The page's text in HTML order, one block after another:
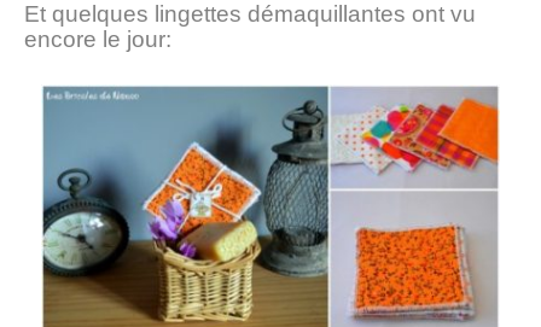
Et quelques lingettes démaquillantes ont vu
encore le jour: